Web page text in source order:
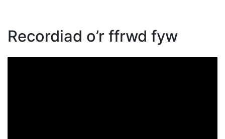
Recordiad o’r ffrwd fyw